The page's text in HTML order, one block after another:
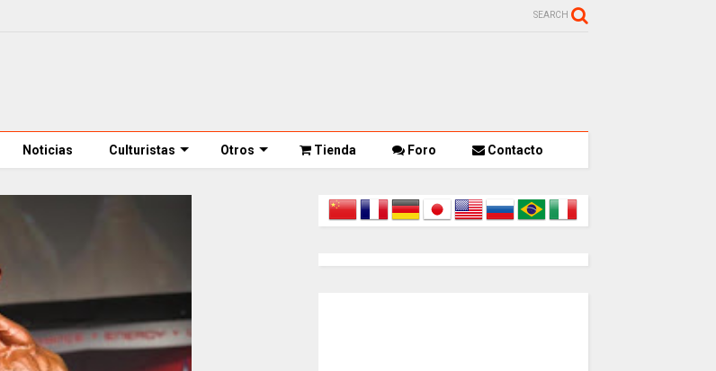
SEARCH
Noticias Culturistas Otros Tienda Foro Contacto